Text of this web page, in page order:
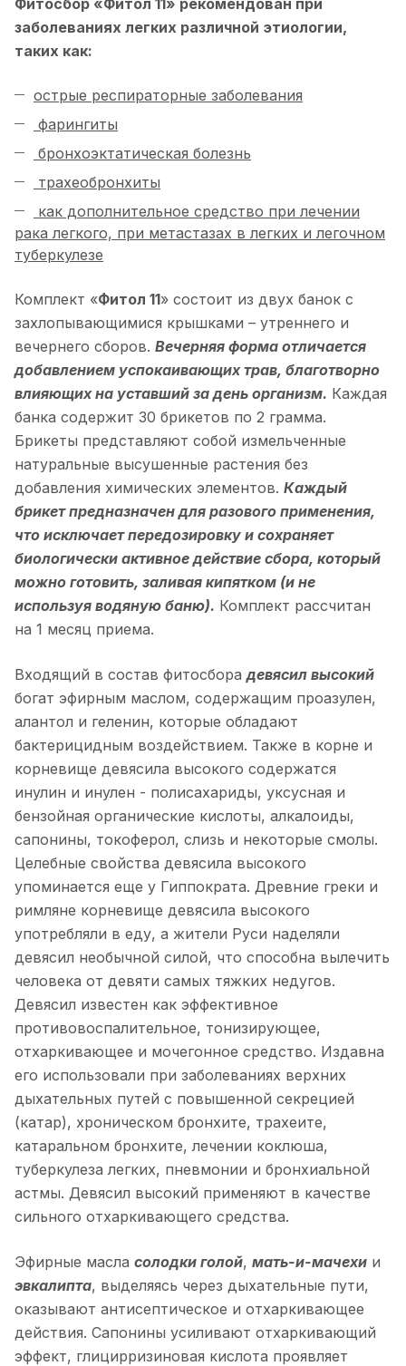
заболеваниях легких различной этиологии,
таких как:
острые респираторные заболевания
фарингиты
бронхоэктатическая болезнь
трахеобронхиты
как дополнительное средство при лечении
рака легкого, при метастазах в легких и легочном
туберкулезе
Комплект «Фитол 11» состоит из двух банок с
захлопывающимися крышками – утреннего и
вечернего сборов. Вечерняя форма отличается
добавлением успокаивающих трав, благотворно
влияющих на уставший за день организм. Каждая
банка содержит 30 брикетов по 2 грамма.
Брикеты представляют собой измельченные
натуральные высушенные растения без
добавления химических элементов. Каждый
брикет предназначен для разового применения,
что исключает передозировку и сохраняет
биологически активное действие сбора, который
можно готовить, заливая кипятком (и не
используя водяную баню). Комплект рассчитан
на 1 месяц приема.
Входящий в состав фитосборадевясил высокий
богат эфирным маслом, содержащим проазулен,
алантол и геленин, которые обладают
бактерицидным воздействием. Также в корне и
корневище девясила высокого содержатся
инулин и инулен - полисахариды, уксусная и
бензойная органические кислоты, алкалоиды,
сапонины, токоферол, слизь и некоторые смолы.
Целебные свойства девясила высокого
упоминается еще у Гиппократа. Древние греки и
римляне корневище девясила высокого
употребляли в еду, а жители Руси наделяли
девясил необычной силой, что способна вылечить
человека от девяти самых тяжких недугов.
Девясил известен как эффективное
противовоспалительное, тонизирующее,
отхаркивающее и мочегонное средство. Издавна
его использовали при заболеваниях верхних
дыхательных путей с повышенной секрецией
(катар), хроническом бронхите, трахеите,
катаральном бронхите, лечении коклюша,
туберкулеза легких, пневмонии и бронхиальной
астмы. Девясил высокий применяют в качестве
сильного отхаркивающего средства.
Эфирные масла солодки голой, мать-и-мачехи и
эвкалипта, выделяясь через дыхательные пути,
оказывают антисептическое и отхаркивающее
действия. Сапонины усиливают отхаркивающий
эффект, глицирризиновая кислота проявляет